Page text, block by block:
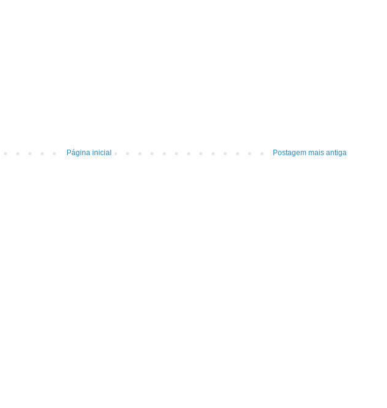
Postagem mais antiga
Página inicial